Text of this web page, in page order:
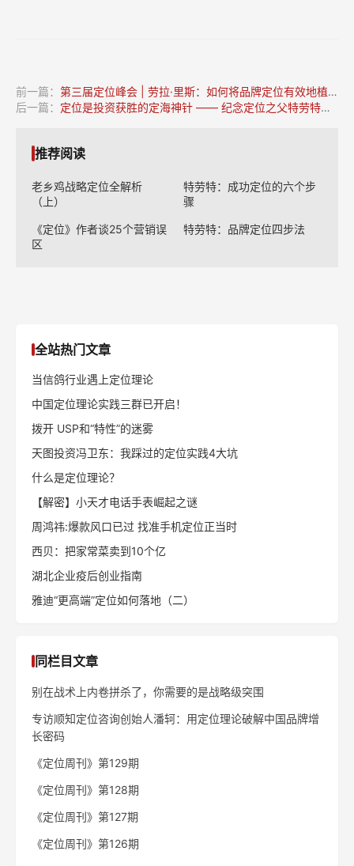
前一篇： 第三届定位峰会 | 劳拉·里斯：如何将品牌定位有效地植入心智
后一篇： 定位是投资获胜的定海神针 —— 纪念定位之父特劳特先生
推荐阅读
老乡鸡战略定位全解析
（上）
特劳特：成功定位的六个步
骤
《定位》作者谈25个营销误
区
特劳特：品牌定位四步法
全站热门文章
当信鸽行业遇上定位理论
中国定位理论实践三群已开启！
拨开 USP和“特性”的迷雾
天图投资冯卫东：我踩过的定位实践4大坑
什么是定位理论？
【解密】小天才电话手表崛起之谜
周鸿祎:爆款风口已过 找准手机定位正当时
西贝：把家常菜卖到10个亿
湖北企业疫后创业指南
雅迪“更高端”定位如何落地（二）
同栏目文章
别在战术上内卷拼杀了，你需要的是战略级突围
专访顺知定位咨询创始人潘轲：用定位理论破解中国品牌增
长密码
《定位周刊》第129期
《定位周刊》第128期
《定位周刊》第127期
《定位周刊》第126期